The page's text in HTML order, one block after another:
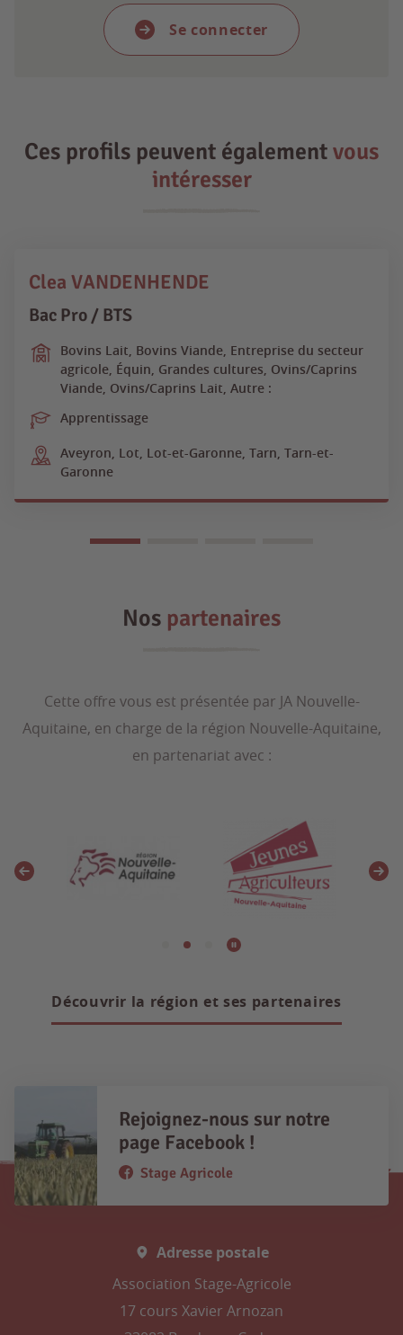
Se connecter
Ces profils peuvent égalementvous
intéresser
Clea VANDENHENDE
Bac Pro / BTS
Bovins Lait, Bovins Viande, Entreprise du secteur
agricole, Équin, Grandes cultures, Ovins/Caprins
Viande, Ovins/Caprins Lait, Autre :
Apprentissage
Aveyron, Lot, Lot-et-Garonne, Tarn, Tarn-et-
Garonne
Nos partenaires
Cette offre vous est présentée par JA Nouvelle-
Aquitaine, en charge de la région Nouvelle-Aquitaine,
en partenariat avec :
Découvrir la région et ses partenaires
Rejoignez-nous sur notre
page Facebook !
Stage Agricole
Adresse postale
Association Stage-Agricole
17 cours Xavier Arnozan